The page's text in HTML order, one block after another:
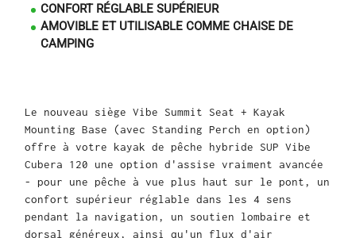
CONFORT RÉGLABLE SUPÉRIEUR
AMOVIBLE ET UTILISABLE COMME CHAISE DE
CAMPING
Le nouveau siège Vibe Summit Seat + Kayak
Mounting Base (avec Standing Perch en option)
offre à votre kayak de pêche hybride SUP Vibe
Cubera 120 une option d'assise vraiment avancée
- pour une pêche à vue plus haut sur le pont, un
confort supérieur réglable dans les 4 sens
pendant la navigation, un soutien lombaire et
dorsal généreux, ainsi qu'un flux d'air